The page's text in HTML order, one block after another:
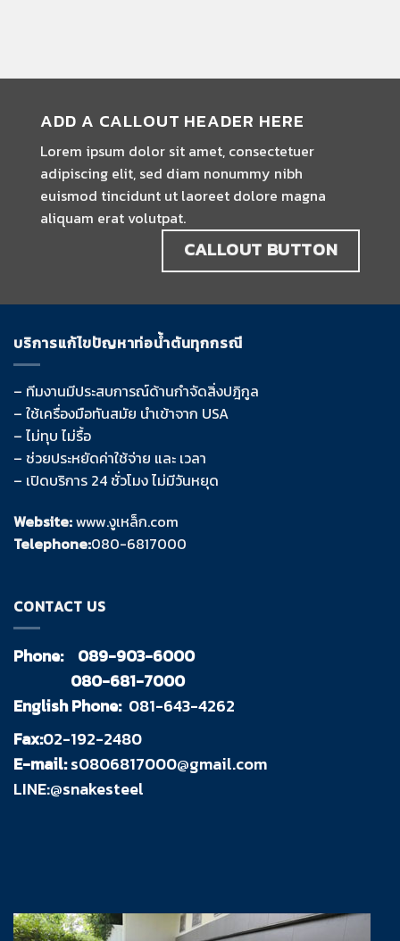
ADD A CALLOUT HEADER HERE
Lorem ipsum dolor sit amet, consectetuer
adipiscing elit, sed diam nonummy nibh
euismod tincidunt ut laoreet dolore magna
aliquam erat volutpat.
CALLOUT BUTTON
บริการแก้ไขปัญหาท่อน้ำตันทุกกรณี
– ทีมงานมีประสบการณ์ด้านกำจัดสิ่งปฎิกูล
– ใช้เครื่องมือทันสมัย นำเข้าจาก USA
– ไม่ทุบ ไม่รื้อ
– ช่วยประหยัดค่าใช้จ่าย และ เวลา
– เปิดบริการ 24 ชั่วโมง ไม่มีวันหยุด
Website:www.งูเหล็ก.com
Telephone:080-6817000
CONTACT US
Phone: 089-903-6000
080-681-7000
English Phone: 081-643-4262
Fax:02-192-2480
E-mail:s0806817000@gmail.com
LINE:@snakesteel